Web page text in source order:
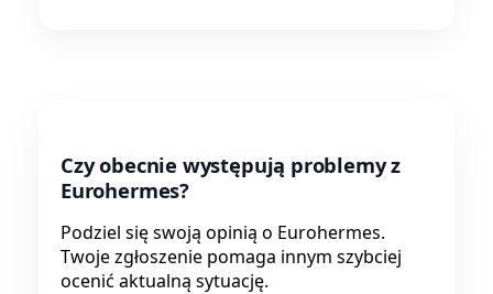
Czy obecnie występują problemy z
Eurohermes?
Podziel się swoją opinią o Eurohermes.
Twoje zgłoszenie pomaga innym szybciej
ocenić aktualną sytuację.